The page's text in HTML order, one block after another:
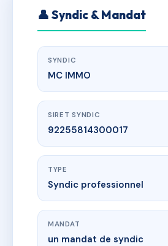
👤 Syndic & Mandat
SYNDIC
MC IMMO
SIRET SYNDIC
92255814300017
TYPE
Syndic professionnel
MANDAT
un mandat de syndic